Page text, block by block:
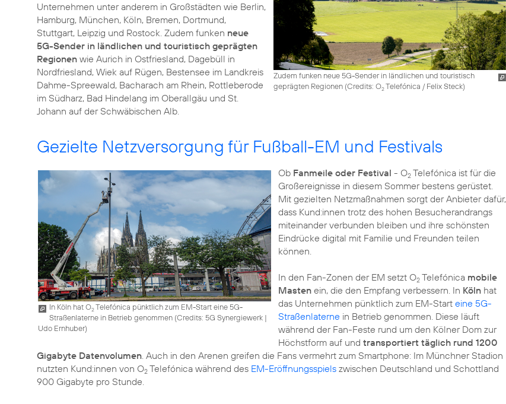
Zudem funken neue 5G-Sender in ländlichen und touristisch
geprägten Regionen (Credits: O2Telefónica / Felix Steck)
Unternehmen unter anderem in Großstädten wie Berlin,
Hamburg, München, Köln, Bremen, Dortmund,
Stuttgart, Leipzig und Rostock. Zudem funken neue
5G-Sender in ländlichen und touristisch geprägten
Regionen wie Aurich in Ostfriesland, Dagebüll in
Nordfriesland, Wiek auf Rügen, Bestensee im Landkreis
Dahme-Spreewald, Bacharach am Rhein, Rottleberode
im Südharz, Bad Hindelang im Oberallgäu und St.
Johann auf der Schwäbischen Alb.
Gezielte Netzversorgung für Fußball-EM und Festivals
In Köln hat O2Telefónica pünktlich zum EM-Start eine 5G-
Straßenlaterne in Betrieb genommen (Credits: 5G Synergiewerk |
Udo Ernhuber)
Ob Fanmeile oder Festival - O2Telefónica ist für die
Großereignisse in diesem Sommer bestens gerüstet.
Mit gezielten Netzmaßnahmen sorgt der Anbieter dafür,
dass Kund:innen trotz des hohen Besucherandrangs
miteinander verbunden bleiben und ihre schönsten
Eindrücke digital mit Familie und Freunden teilen
können.
In den Fan-Zonen der EM setzt O2Telefónica mobile
Mastenein, die den Empfang verbessern. In Kölnhat
das Unternehmen pünktlich zum EM-Start eine 5G-
Straßenlaterne in Betrieb genommen. Diese läuft
während der Fan-Feste rund um den Kölner Dom zur
Höchstform auf und transportiert täglich rund 1200
Gigabyte Datenvolumen. Auch in den Arenen greifen die Fans vermehrt zum Smartphone: Im Münchner Stadion
nutzten Kund:innen von O2 Telefónica während des EM-Eröffnungsspiels zwischen Deutschland und Schottland
900 Gigabyte pro Stunde.